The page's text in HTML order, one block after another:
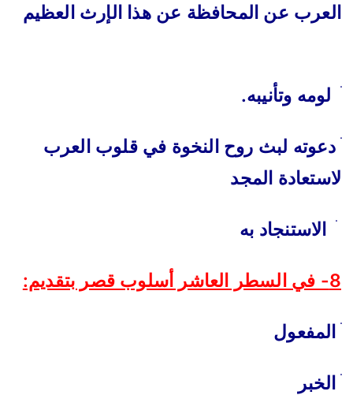
العرب عن المحافظة عن هذا الإرث العظيم
ׄ لومه وتأنيبه.
ׄ دعوته لبث روح النخوة في قلوب العرب
لاستعادة المجد
ׄ الاستنجاد به
8- في السطر العاشر أسلوب قصر بتقديم:
ׄ المفعول
ׄ الخبر